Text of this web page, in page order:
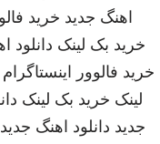
اهنگ جدید خرید
خرید بک لینک دانلود
خرید فالوور اینستاگرام
لینک خرید بک لینک
جدید دانلود اهنگ جدید